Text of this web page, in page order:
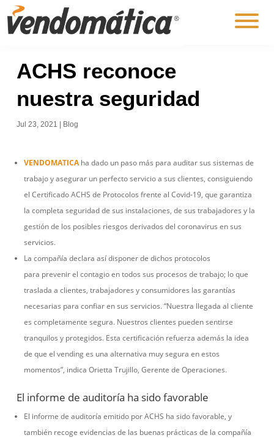
ACHS reconoce
nuestra seguridad
Jul 23, 2021 Blog
VENDOMATICAha dado un paso más para auditar sus sistemas de
trabajo y asegurar un perfecto servicio a sus clientes, consiguiendo
el Certificado ACHS de Protocolos frente al Covid-19, que garantiza
la completa seguridad de sus instalaciones, de sus trabajadores y la
gestión de los posibles riesgos derivados del coronavirus en sus
servicios.
La compañía declara así disponer de dichos protocolos
para prevenir el contagio en todos sus procesos de trabajo; lo que
traslada a clientes, trabajadores y consumidores las garantías
necesarias para confiar en sus servicios. “Nuestra llegada al cliente
es completamente segura. Nuestros clientes pueden sentirse
tranquilos y protegidos. Esta certificación refuerza además la idea
de que el vending es una alternativa muy segura en estos
momentos”, indica Orietta Trujillo, Gerente de Operaciones.
El informe de auditoría ha sido favorable
El informe de auditoría emitido por ACHS ha sido favorable, y
también recoge evidencias de las buenas prácticas de la compañía